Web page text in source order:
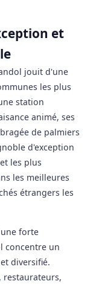
et
jouit d'une
les plus
station
animé, ses
de palmiers
d'exception
les plus
les meilleures
étrangers les
forte
concentre un
diversifié.